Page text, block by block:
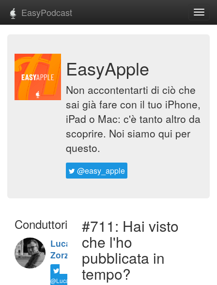
EasyPodcast
EasyApple
Non accontentarti di ciò che
sai già fare con il tuo iPhone,
iPad o Mac: c'è tanto altro da
scoprire. Noi siamo qui per
questo.
@easy_apple
Conduttori
Luca
Zorzi
@LucaTNT
#711: Hai visto
che l'ho
pubblicata in
tempo?